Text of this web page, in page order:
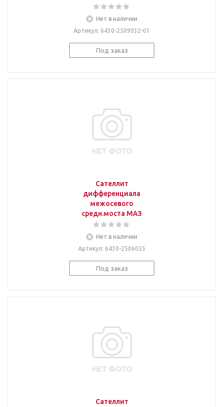
Нет в наличии
Артикул: 6430-2509032-01
Под заказ
Сателлит
дифференциала
межосевого
средн.моста МАЗ
Нет в наличии
Артикул: 6430-2506055
Под заказ
Сателлит